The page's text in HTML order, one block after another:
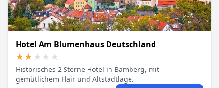
Hotel Am Blumenhaus Deutschland
★★★★★
★★★★★
Historisches 2 Sterne Hotel in Bamberg, mit
gemütlichem Flair und Altstadtlage.